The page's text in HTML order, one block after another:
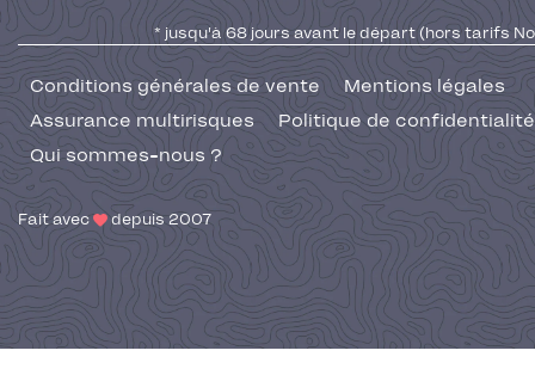
* jusqu'à 68 jours avant le départ (hors tarifs No
Conditions générales de vente
Mentions légales
Assurance multirisques
Politique de confidentialité
Qui sommes-nous ?
Fait avec depuis 2007